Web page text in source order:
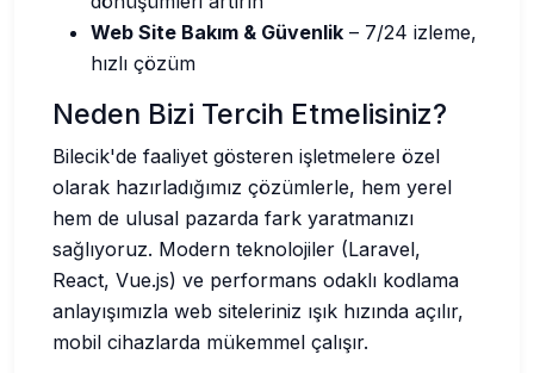
Web Site Bakım & Güvenlik – 7/24 izleme,
hızlı çözüm
Neden Bizi Tercih Etmelisiniz?
Bilecik'de faaliyet gösteren işletmelere özel
olarak hazırladığımız çözümlerle, hem yerel
hem de ulusal pazarda fark yaratmanızı
sağlıyoruz. Modern teknolojiler (Laravel,
React, Vue.js) ve performans odaklı kodlama
anlayışımızla web siteleriniz ışık hızında açılır,
mobil cihazlarda mükemmel çalışır.